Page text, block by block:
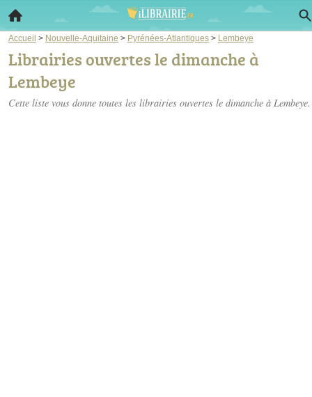
Accueil > Nouvelle-Aquitaine > Pyrénées-Atlantiques > Lembeye
Librairies ouvertes le dimanche à
Lembeye
Cette liste vous donne toutes les librairies ouvertes le dimanche à Lembeye.